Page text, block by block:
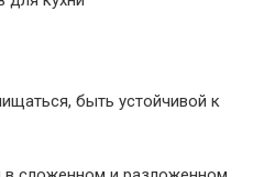
быть устойчивой к